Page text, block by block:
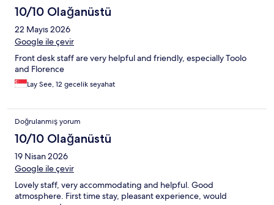
10/10 Olağanüstü
22 Mayıs 2026
Google ile çevir
Front desk staff are very helpful and friendly, especially Toolo
and Florence
Lay See, 12 gecelik seyahat
Doğrulanmış yorum
10/10 Olağanüstü
19 Nisan 2026
Google ile çevir
Lovely staff, very accommodating and helpful. Good
atmosphere. First time stay, pleasant experience, would